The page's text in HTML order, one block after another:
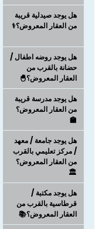
هل يوجد صيدلية قريبة
من العقار المعروض؟⚕️
هل يوجد روضه اطفال /
حضانة بالقرب من
العقار المعروض؟🐣
هل يوجد مدرسة قريبة
من العقار المعروض؟
🏫
هل يوجد جامعة / معهد
/ مركز تعليمي بالقرب
من العقار المعروض؟
🏛️
هل يوجد مكتبة /
قرطاسية بالقرب من
العقار المعروض؟📚